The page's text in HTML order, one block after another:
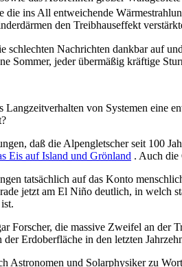
die ins All entweichende
den Treibhauseffekt
schlechten Nachrichten dankbar auf
Sommer, jeder übermäßig kräftige
Langzeitverhalten von Systemen eine
daß die Alpengletscher seit 100
Eis auf Island und Grönland . Auch die
tatsächlich auf das Konto
jetzt am El Niño deutlich, in welch
Forscher, die massive Zweifel an der
der Erdoberfläche in den letzten
Astronomen und Solarphysiker zu